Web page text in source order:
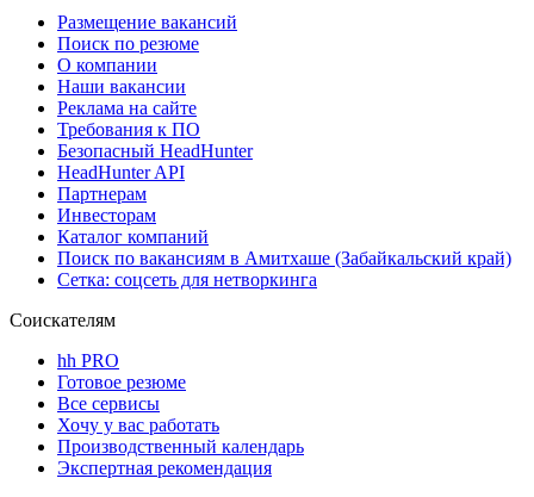
Размещение вакансий
Поиск по резюме
О компании
Наши вакансии
Реклама на сайте
Требования к ПО
Безопасный HeadHunter
HeadHunter API
Партнерам
Инвесторам
Каталог компаний
Поиск по вакансиям в Амитхаше (Забайкальский край)
Сетка: соцсеть для нетворкинга
Соискателям
hh PRO
Готовое резюме
Все сервисы
Хочу у вас работать
Производственный календарь
Экспертная рекомендация